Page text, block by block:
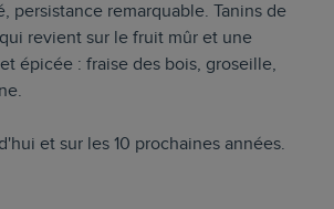
persistance remarquable. Tanins de
revient sur le fruit mûr et une
épicée : fraise des bois, groseille,
et sur les 10 prochaines années.